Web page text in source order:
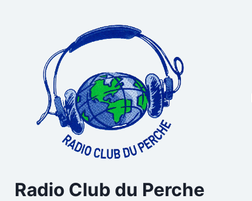
Radio Club du Perche